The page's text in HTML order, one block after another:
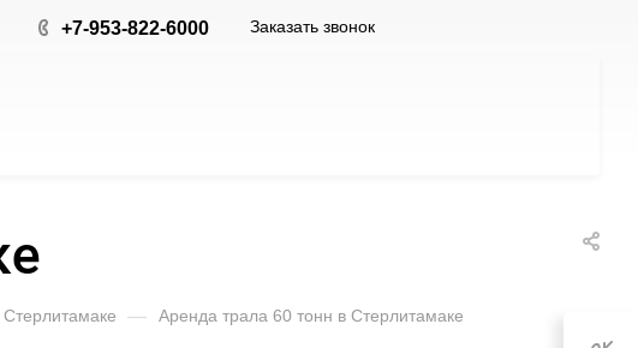
+7-953-822-6000 Заказать звонок
— Аренда трала 60 тонн в Стерлитамаке